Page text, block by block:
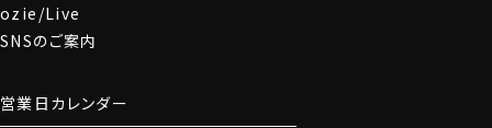
ozie/Live
SNSのご案内
営業日カレンダー